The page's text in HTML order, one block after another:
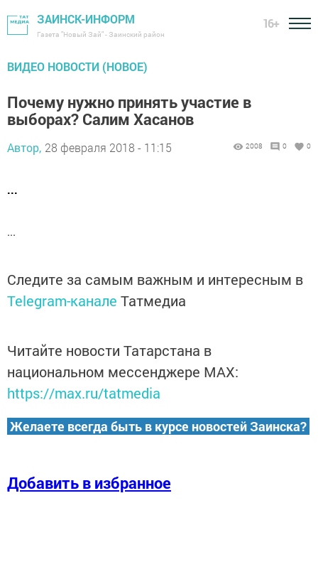
ЗАИНСК-ИНФОРМ
Газета "Новый Зай" - Заинский район
16+
ВИДЕО НОВОСТИ (НОВОЕ)
Почему нужно принять участие в
выборах? Салим Хасанов
Автор, 28 февраля 2018 - 11:15 2008 0 0
...
...
Следите за самым важным и интересным в
Telegram-канале Татмедиа
Читайте новости Татарстана в
национальном мессенджере MАХ:
https://max.ru/tatmedia
Желаете всегда быть в курсе новостей Заинска?
Добавить в избранное